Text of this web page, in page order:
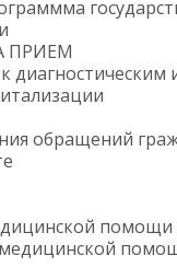
ПРИЕМ
диагностическим
обращений
помощи